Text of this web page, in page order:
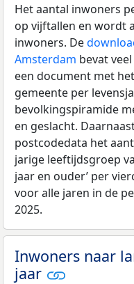
Het aantal inwoners
op vijftallen en wordt
inwoners. De
Amsterdam bevat
een document met
gemeente per
bevolkingspiramide
en geslacht.
postcodedata het
jarige leeftijdsgroep
jaar en ouder’ per
voor alle jaren in de
2025.
Inwoners naar
jaar